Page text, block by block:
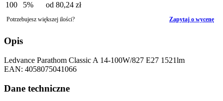
100
5% od 80,24 zł
Potrzebujesz większej ilości? Zapytaj o wycenę
Opis
Ledvance Parathom Classic A 14-100W/827 E27 1521lm
EAN: 4058075041066
Dane techniczne